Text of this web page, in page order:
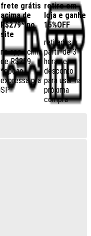
frete grátis
acima de
R$279* no
site
no app acima
de R$259
*opção
expressa pra
SP
retire em
loja e ganhe
15%OFF
retiradas a
partir de 3
horas e
desconto
para usar na
próxima
compra